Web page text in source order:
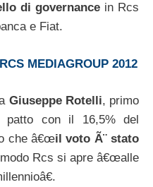
di governance in Rcs
e Fiat.
MEDIAGROUP 2012
Giuseppe Rotelli, primo
patto con il 16,5% del
che â€œil voto Ã¨ stato
modo Rcs si apre â€œalle